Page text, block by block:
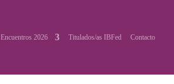
Encuentros 2026 Titulados/as IBFed Contacto